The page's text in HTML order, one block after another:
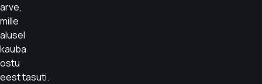
arve,
mille
alusel
kauba
ostu
eest tasuti.